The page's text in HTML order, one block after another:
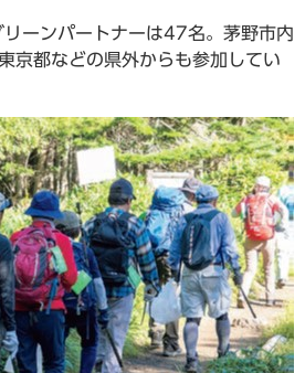
ーンパートナーは47名。茅野市内
京都などの県外からも参加してい